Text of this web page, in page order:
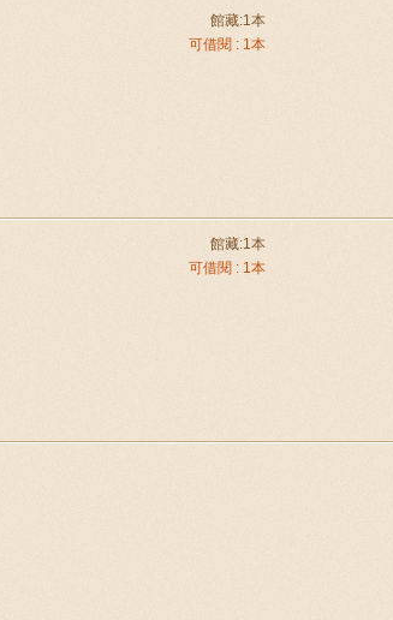
館藏:1本
可借閱 : 1本
館藏:1本
可借閱 : 1本